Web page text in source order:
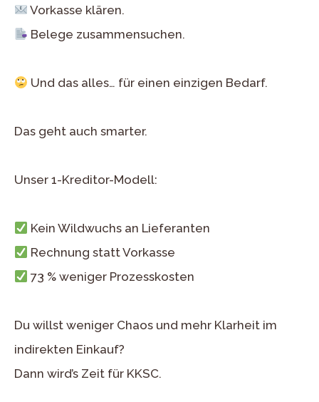
Vorkasse klären.
Belege zusammensuchen.
Und das alles… für einen einzigen Bedarf.
Das geht auch smarter.
Unser 1-Kreditor-Modell:
Kein Wildwuchs an Lieferanten
Rechnung statt Vorkasse
73 % weniger Prozesskosten
Du willst weniger Chaos und mehr Klarheit im
indirekten Einkauf?
Dann wird’s Zeit für KKSC.